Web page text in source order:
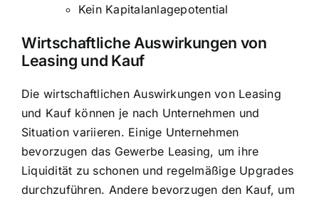
Kein Kapitalanlagepotential
Wirtschaftliche Auswirkungen von
Leasing und Kauf
Die wirtschaftlichen Auswirkungen von Leasing
und Kauf können je nach Unternehmen und
Situation variieren. Einige Unternehmen
bevorzugen das Gewerbe Leasing, um ihre
Liquidität zu schonen und regelmäßige Upgrades
durchzuführen. Andere bevorzugen den Kauf, um